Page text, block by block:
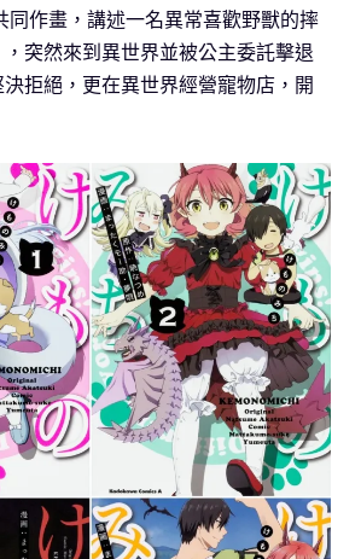
同作畫，講述一名異常喜歡野獸的摔
突然來到異世界並被公主委託擊退
拒絕，更在異世界經營寵物店，開